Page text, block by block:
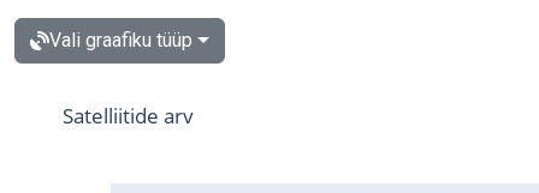
Vali graafiku tüüp
Satelliitide arv